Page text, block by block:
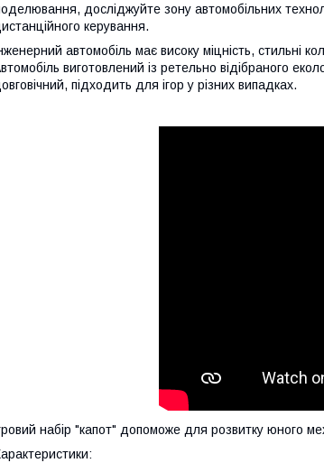
досліджуйте зону автомобільних
керування.
автомобіль має високу міцність, стильні
виготовлений із ретельно відібраного
підходить для ігор у різних випадках.
набір "капот" допоможе для розвитку юного